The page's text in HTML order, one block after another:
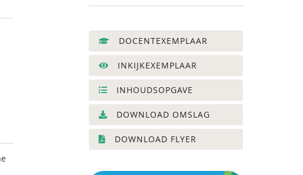
DOCENTEXEMPLAAR
INKIJKEXEMPLAAR
INHOUDSOPGAVE
DOWNLOAD OMSLAG
DOWNLOAD FLYER